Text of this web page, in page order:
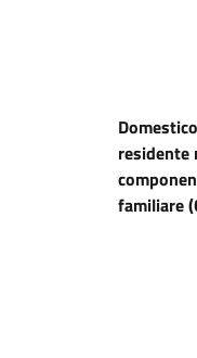
Domestico
residente
familiare